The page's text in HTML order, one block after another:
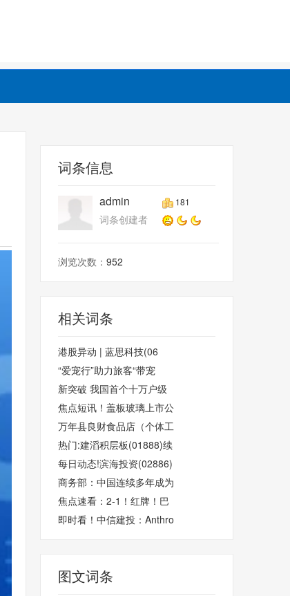
词条信息
admin 181
词条创建者
浏览次数： 952
相关词条
港股异动 | 蓝思科技(06
“爱宠行”助力旅客“带宠
新突破 我国首个十万户级
焦点短讯！盖板玻璃上市公
万年县良财食品店（个体工
热门:建滔积层板(01888)续
每日动态!滨海投资(02886)
商务部：中国连续多年成为
焦点速看：2-1！红牌！巴
即时看！中信建投：Anthro
图文词条